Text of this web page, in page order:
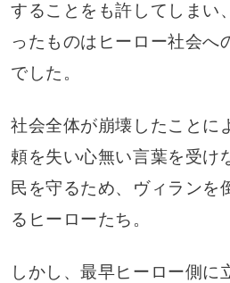
することをも許してしまい
ったものはヒーロー社会へ
でした。
社会全体が崩壊したことに
頼を失い心無い言葉を受け
民を守るため、ヴィランを
るヒーローたち。
しかし、最早ヒーロー側に